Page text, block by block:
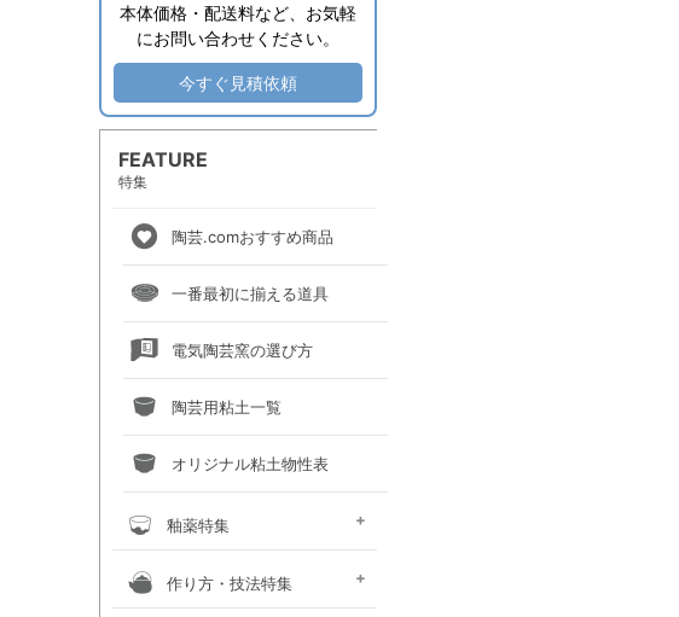
本体価格・配送料など、お気軽
にお問い合わせください。
今すぐ見積依頼
FEATURE
特集
陶芸.comおすすめ商品
一番最初に揃える道具
電気陶芸窯の選び方
陶芸用粘土一覧
オリジナル粘土物性表
釉薬特集
釉薬との上手な交際術
粘土×釉薬 色見本
釉薬重ね掛け色見本
液体釉薬・50音順で探す
液体釉薬・色で探す
粉末釉薬・50音順で探す
粉末釉薬・色で探す
作り方・技法特集